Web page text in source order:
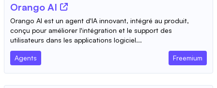
Orango AI
Orango AI est un agent d'IA innovant, intégré au produit,
conçu pour améliorer l'intégration et le support des
utilisateurs dans les applications logiciel...
Agents Freemium